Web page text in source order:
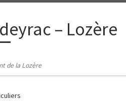
– Lozère
de la Lozère